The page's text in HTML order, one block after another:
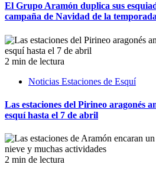
El Grupo Aramón duplica sus
campaña de Navidad de la
2 min de lectura
Noticias Estaciones de Esquí
Las estaciones del Pirineo aragonés
esquí hasta el 7 de abril
2 min de lectura